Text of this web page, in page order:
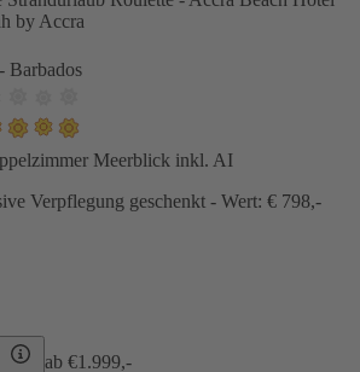
by Accra
Barbados
Meerblick inkl. AI
Verpflegung geschenkt - Wert: € 798,-
ab €1.999,-